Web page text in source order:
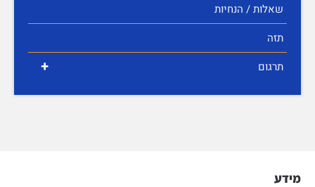
שאלות / הנחיות
תזה
+ תרגום
מידע